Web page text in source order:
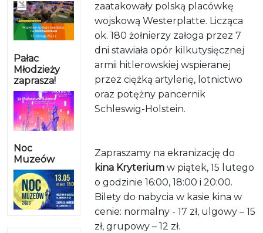
Pałac
Młodzieży
zaprasza!
Noc
Muzeów
zaatakowały polską placówkę
wojskową Westerplatte. Licząca
ok. 180 żołnierzy załoga przez 7
dni stawiała opór kilkutysięcznej
armii hitlerowskiej wspieranej
przez ciężką artylerię, lotnictwo
oraz potężny pancernik
Schleswig-Holstein.
Zapraszamy na ekranizację do
kina Kryterium w piątek, 15 lutego
o godzinie 16:00, 18:00 i 20:00.
Bilety do nabycia w kasie kina w
cenie: normalny - 17 zł, ulgowy – 15
zł, grupowy – 12 zł.